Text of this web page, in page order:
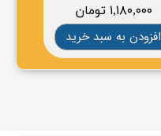
۱,۱۸۰,۰۰۰ تومان
افزودن به سبد خرید